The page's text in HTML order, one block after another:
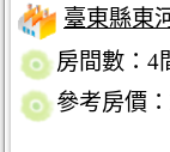
臺東縣東
房間數：4
參考房價